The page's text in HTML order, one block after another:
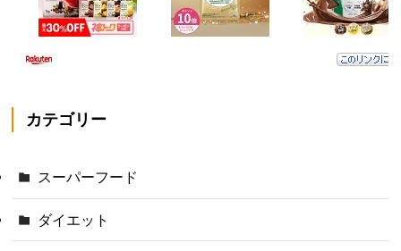
カテゴリー
スーパーフード
ダイエット